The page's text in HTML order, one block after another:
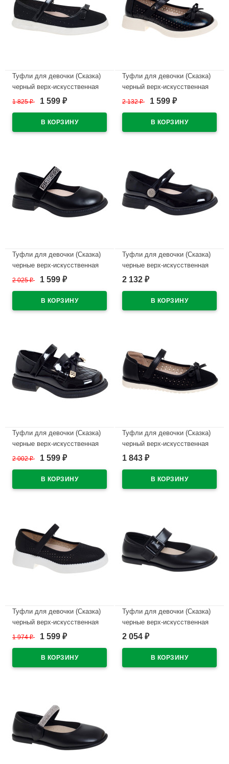
Туфли для девочки (Сказка)
черный верх-искусственная
кожа подкладка-натуральная
арт.R350194745BK
1 825₽ 1 599 ₽
Туфли для девочки (Сказка)
черный верх-искусственная
кожа подкладка-
размерный ряд 32-37
арт.R818294765BK
2 132₽ 1 599 ₽
Туфли для девочки (Сказка)
черные верх-искусственная
кожа подкладка-натуральная
арт.R818294763BK
2 025₽ 1 599 ₽
Туфли для девочки (Сказка)
черные верх-искусственная
кожа лак подкладка-
ряд 32-37 арт.R818294766BKP
2 132 ₽
Туфли для девочки (Сказка)
черные верх-искусственная
кожа лак подкладка-
ряд 29-33 арт.R962194727BKP
2 002₽ 1 599 ₽
Туфли для девочки (Сказка)
черный верх-искусственная
кожа подкладка-натуральная
арт.R555094709NBK
1 843 ₽
Туфли для девочки (Сказка)
черный верх-искусственная
кожа подкладка-натуральная
арт.R231894779DB
1 974₽ 1 599 ₽
Туфли для девочки (Сказка)
черные верх-искусственная
кожа подкладка-натуральная
арт.R818094785ВК
2 054 ₽